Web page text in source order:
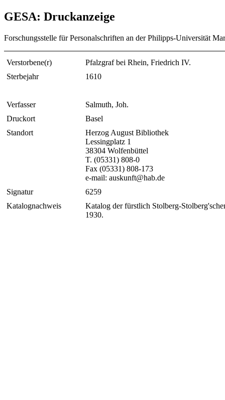
GESA: Druckanzeige
Forschungsstelle für Personalschriften an der Philipps-Universität
Verstorbene(r)
Pfalzgraf bei Rhein, Friedrich IV.
Sterbejahr
1610
Verfasser
Salmuth, Joh.
Druckort
Basel
Standort
Herzog August Bibliothek
Lessingplatz 1
38304 Wolfenbüttel
T. (05331) 808-0
Fax (05331) 808-173
e-mail: auskunft@hab.de
Signatur
6259
Katalognachweis
Katalog der fürstlich Stolberg-
1930.